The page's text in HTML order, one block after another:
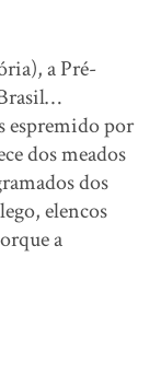
a Pré-
espremido por
dos meados
dos
elencos
a